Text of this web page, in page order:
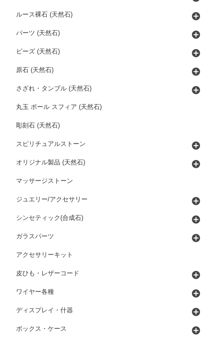
ルース裸石 (天然石)
パーツ (天然石)
ビーズ (天然石)
原石 (天然石)
さざれ・タンブル (天然石)
丸玉 ボール スフィア (天然石)
彫刻石 (天然石)
スピリチュアルストーン
オリジナル製品 (天然石)
マッサージストーン
ジュエリー/アクセサリー
シンセティック(合成石)
ガラスパーツ
アクセサリーキット
皮ひも・レザーコード
ワイヤー各種
ディスプレイ・什器
ボックス・ケース